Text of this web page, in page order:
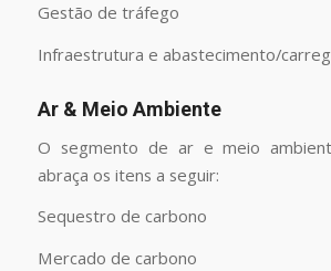
Gestão de tráfego
Infraestrutura e abastecimento/
Ar & Meio Ambiente
O segmento de ar e meio
abraça os itens a seguir:
Sequestro de carbono
Mercado de carbono